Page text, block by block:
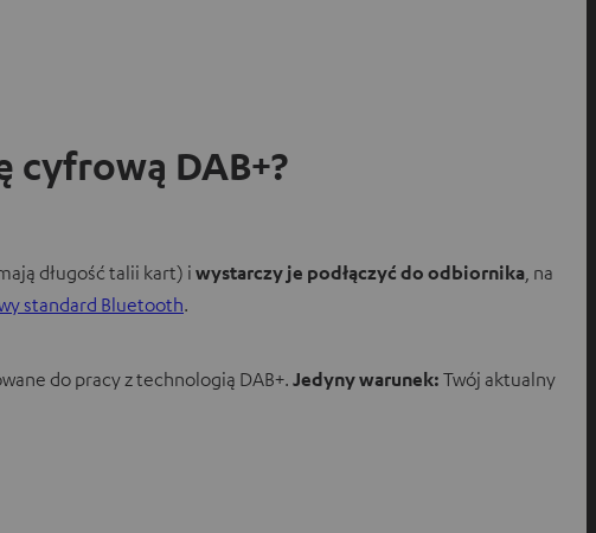
DAB+?
długość talii kart) iwystarczy je podłączyć do odbiornika, na
standard Bluetooth.
do pracy z technologią DAB+. Jedyny warunek: Twój aktualny